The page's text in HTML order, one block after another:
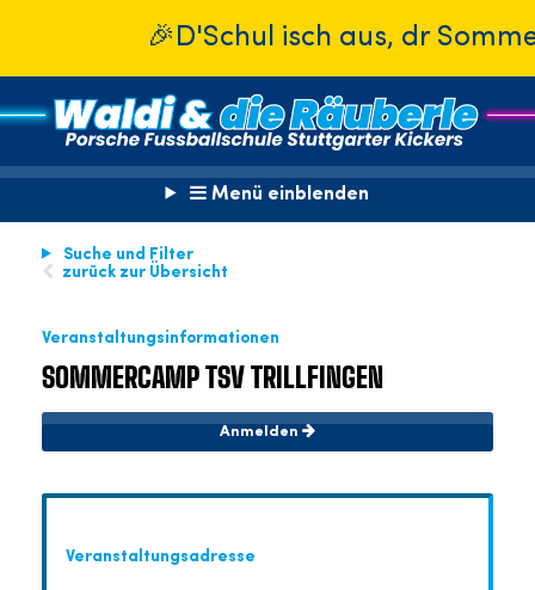
Menü einblenden
Suche und Filter
zurück zur Übersicht
Veranstaltungsinformationen
SOMMERCAMP TSV TRILLFINGEN
Anmelden
Veranstaltungsadresse
🎉D'Schul isch aus, dr Sommer